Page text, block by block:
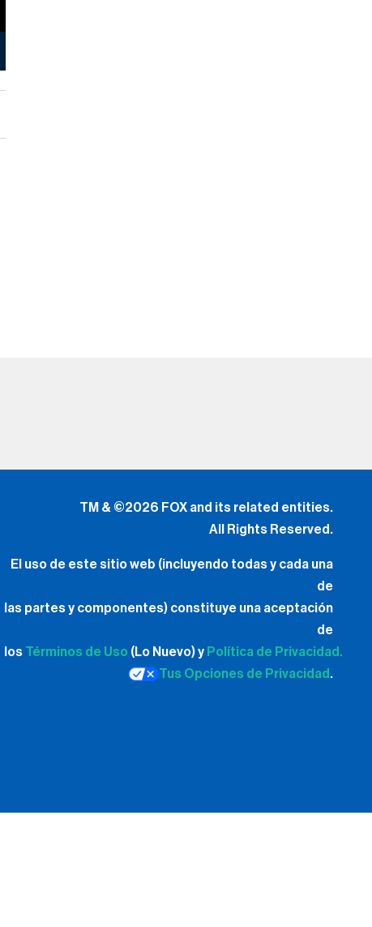
TM & ©2026 FOX and its related entities.
All Rights Reserved.
El uso de este sitio web (incluyendo todas y cada una
de
las partes y componentes) constituye una aceptación
de
los Términos de Uso (Lo Nuevo) y Política de Privacidad.
Tus Opciones de Privacidad .